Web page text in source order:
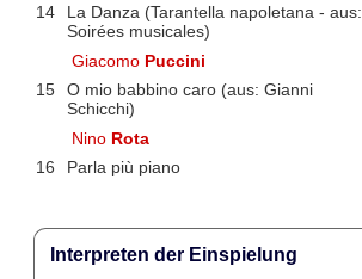
14
La Danza (Tarantella napoletana - aus:
Soirées musicales)
Giacomo Puccini
15
O mio babbino caro (aus: Gianni
Schicchi)
Nino Rota
16
Parla più piano
Interpreten der Einspielung